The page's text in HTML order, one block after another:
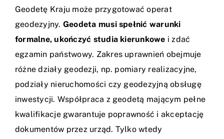
Geodetę Kraju może przygotować operat
geodezyjny. Geodeta musi spełnić warunki
formalne, ukończyć studia kierunkowe i zdać
egzamin państwowy. Zakres uprawnień obejmuje
różne działy geodezji, np. pomiary realizacyjne,
podziały nieruchomości czy geodezyjną obsługę
inwestycji. Współpraca z geodetą mającym pełne
kwalifikacje gwarantuje poprawność i akceptację
dokumentów przez urząd. Tylko wtedy